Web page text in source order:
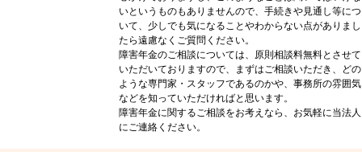
いというものもありませんので、手続きや見通し等につ
いて、少しでも気になることやわからない点がありまし
たら遠慮なくご質問ください。
障害年金のご相談については、原則相談料無料とさせて
いただいておりますので、まずはご相談いただき、どの
ような専門家・スタッフであるのかや、事務所の雰囲気
などを知っていただければと思います。
障害年金に関するご相談をお考えなら、お気軽に当法人
にご連絡ください。